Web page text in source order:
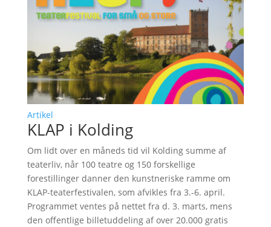
Artikel
KLAP i Kolding
Om lidt over en måneds tid vil Kolding summe af
teaterliv, når 100 teatre og 150 forskellige
forestillinger danner den kunstneriske ramme om
KLAP-teaterfestivalen, som afvikles fra 3.-6. april.
Programmet ventes på nettet fra d. 3. marts, mens
den offentlige billetuddeling af over 20.000 gratis